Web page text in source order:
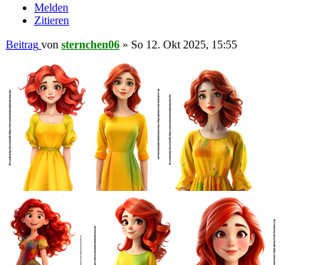
Melden
Zitieren
Beitrag von sternchen06 » So 12. Okt 2025, 15:55